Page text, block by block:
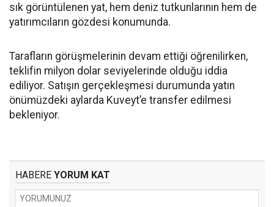
sık görüntülenen yat, hem deniz tutkunlarının hem de
yatırımcıların gözdesi konumunda.
Tarafların görüşmelerinin devam ettiği öğrenilirken,
teklifin milyon dolar seviyelerinde olduğu iddia
ediliyor. Satışın gerçekleşmesi durumunda yatın
önümüzdeki aylarda Kuveyt’e transfer edilmesi
bekleniyor.
HABERE YORUM KAT